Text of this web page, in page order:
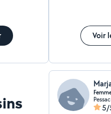
d'avoir
journée. Françoise
Voir
5/